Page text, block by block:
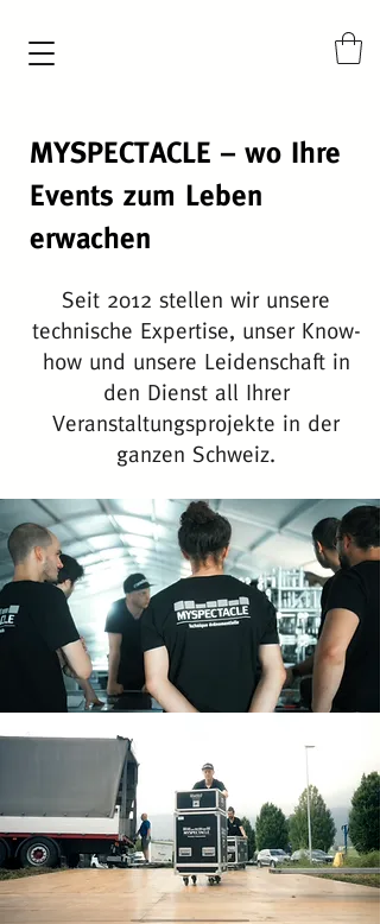
MYSPECTACLE – wo Ihre
Events zum Leben
erwachen
Seit 2012 stellen wir unsere
technische Expertise, unser Know-
how und unsere Leidenschaft in
den Dienst all Ihrer
Veranstaltungsprojekte in der
ganzen Schweiz.